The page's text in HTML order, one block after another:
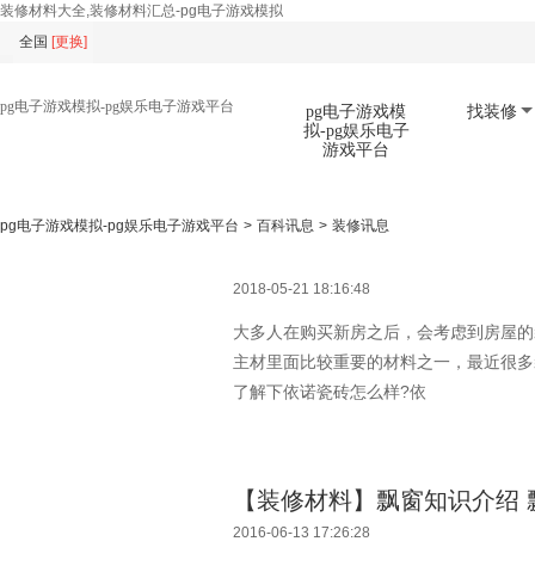
装修材料大全,装修材料汇总-pg电子游戏模拟
全国 [更换]
pg电子游戏模拟-pg娱乐电子游戏平台
pg电子游戏模
拟-pg娱乐电子
游戏平台
找装修
pg电子游戏模拟-pg娱乐电子游戏平台 > 百科讯息 > 装修讯息
2018-05-21 18:16:48
大多人在购买新房之后，会考虑到房屋
主材里面比较重要的材料之一，最近很
了解下依诺瓷砖怎么样?依
【装修材料】飘窗知识介绍
2016-06-13 17:26:28